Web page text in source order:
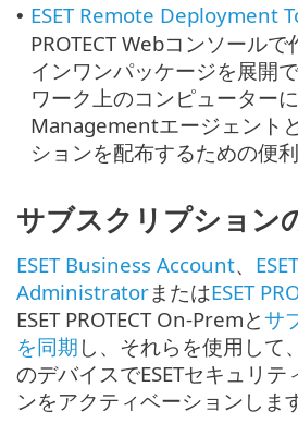
• ESET Remote Deployment
PROTECT Webコンソール
インワンパッケージを展開
ワーク上のコンピューターに
Managementエージェント
ションを配布するための便利
サブスクリプション
ESET Business Account、
AdministratorまたはESET
ESET PROTECT On-Premとサ
を同期 し、それらを使用して
のデバイスでESETセキュリテ
ンをアクティベーションします